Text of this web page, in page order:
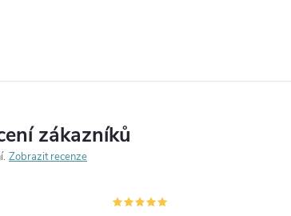
zákazníků
Zobrazit recenze